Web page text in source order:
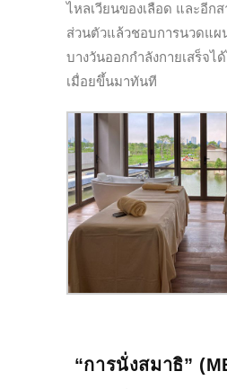
ไหลเวียนของเลือด และอีก
ส่วนตัวแล้วชอบการนวดแ
บางวันออกกำลังกายเสร็จไ
เมื่อยขึ้นมาทันที
“การนั่งสมาธิ”